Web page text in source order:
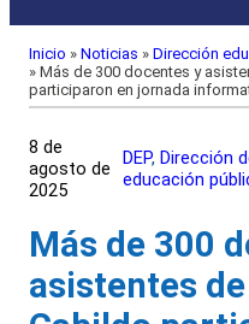
Inicio » Noticias » Dirección
» Más de 300 docentes y
participaron en jornada
8 de
agosto de
2025
DEP, Dirección
educación
Más de 300
asistentes